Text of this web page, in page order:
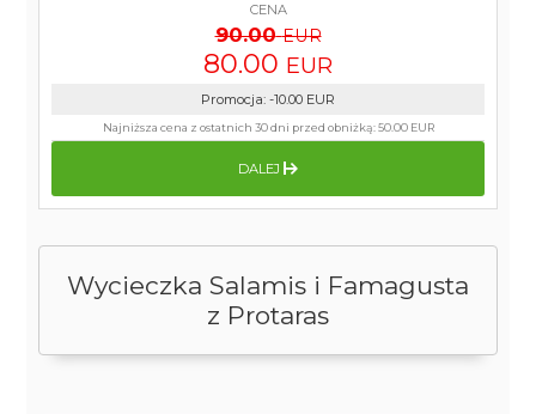
Wycieczka Salamis i Famagusta
z Protaras
CENA
90.00 EUR
80.00 EUR
Promocja: -10.00 EUR
Najniższa cena z ostatnich 30 dni przed obniżką:50.00 EUR
DALEJ